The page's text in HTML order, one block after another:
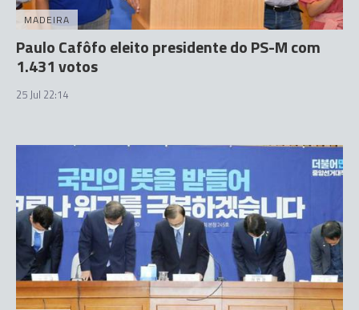
MADEIRA
Paulo Cafôfo eleito presidente do PS-M com
1.431 votos
25 Jul 22:14